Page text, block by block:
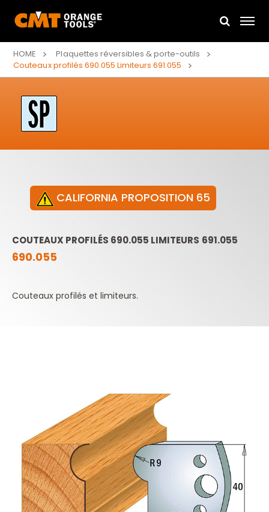
HOME
Plaquettes réversibles & porte-outils
Couteaux profilés 690.055 Limiteurs 691.055
CALIFORNIA PROPOSITION 65
COUTEAUX PROFILÉS 690.055 LIMITEURS 691.055
690.055
Couteaux profilés et limiteurs.